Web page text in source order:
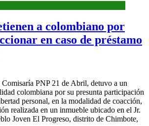
a colombiano por
en caso de préstamo
PNP 21 de Abril, detuvo a un
colombiana por su presunta participación
personal, en la modalidad de coacción,
realizada en un inmueble ubicado en el Jr.
Joven El Progreso, distrito de Chimbote,